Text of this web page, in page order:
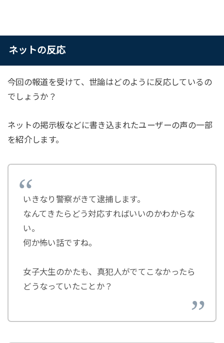
ネットの反応
今回の報道を受けて、世論はどのように反応しているの
でしょうか？
ネットの掲示板などに書き込まれたユーザーの声の一部
を紹介します。
いきなり警察がきて逮捕します。
なんてきたらどう対応すればいいのかわからな
い。
何か怖い話ですね。
女子大生のかたも、真犯人がでてこなかったら
どうなっていたことか？